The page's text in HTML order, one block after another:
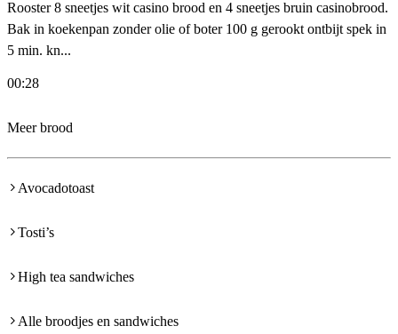
Rooster 8 sneetjes wit casino brood en 4 sneetjes bruin casinobrood.
Bak in koekenpan zonder olie of boter 100 g gerookt ontbijt spek in
5 min. kn...
00:28
Meer brood
Avocadotoast
Tosti’s
High tea sandwiches
Alle broodjes en sandwiches